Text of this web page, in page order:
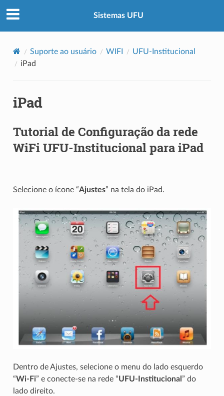
Sistemas UFU
Suporte ao usuário WIFI
UFU-Institucional
iPad
iPad
Tutorial de Configuração da rede
WiFi UFU-Institucional para iPad
Selecione o ícone “Ajustes” na tela do iPad.
Dentro de Ajustes, selecione o menu do lado esquerdo
“Wi-Fi” e conecte-se na rede “UFU-Institucional ” do
lado direito.